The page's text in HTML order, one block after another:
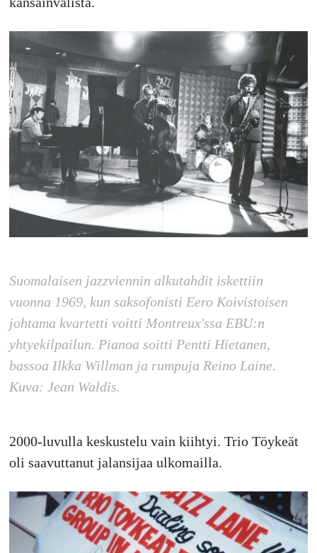
Suomalaisen jazzviennin alkutahdit iskettiin
vuonna 1969, kun saksofonisti Eero Koivistoisen
johtama kvartetti voitti Montreux'ssa EBU:n
yhtyekilpailun. Pianoa soitti Pentti Hietanen,
bassoa Ilkka Willman ja rumpuja Reino Laine.
Kuva: Jean Waldis.
2000-luvulla keskustelu vain kiihtyi. Trio Töykeät
oli saavuttanut jalansijaa ulkomailla.